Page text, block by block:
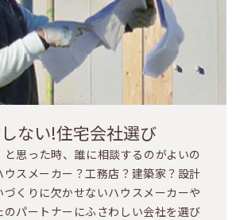
ない!住宅会社選び
と思った時、誰に相談するのがよいの
ウスメーカー？工務店？建築家？設計
くりに欠かせないハウスメーカーや
のパートナーにふさわしい会社を選び